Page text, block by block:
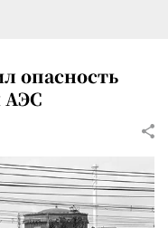
опасность
АЭС